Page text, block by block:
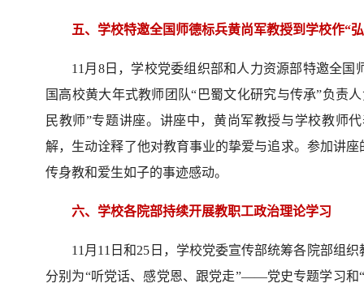
五、学校特邀全国师德标兵黄尚军教授到学校作“
11月8日，学校党委组织部和人力资源部特邀全
国高校黄大年式教师团队“巴蜀文化研究与传承”负责
民教师”专题讲座。讲座中，黄尚军教授与学校教师
解，生动诠释了他对教育事业的挚爱与追求。参加讲
传身教和爱生如子的事迹感动。
六、学校各院部持续开展教职工政治理论学习
11月11日和25日，学校党委宣传部统筹各院部组
分别为“听党话、感党恩、跟党走”——党史专题学习